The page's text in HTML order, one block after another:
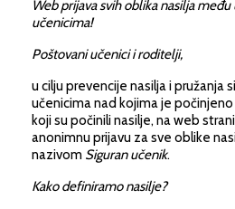
Web prijava svih oblika nasilja
učenicima!
Poštovani učenici i roditelji,
u cilju prevencije nasilja i pružanja
učenicima nad kojima je
koji su počinili nasilje, na web
anonimnu prijavu za sve oblike
nazivom Siguran učenik.
Kako definiramo nasilje?